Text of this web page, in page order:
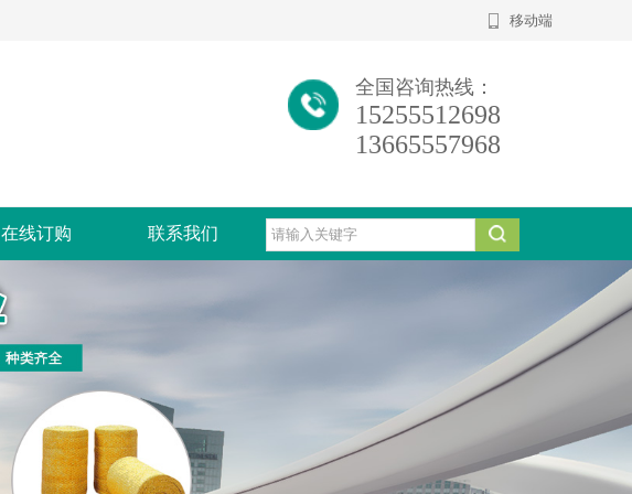
移动端
全国咨询热线：
15255512698
13665557968
在线订购 联系我们